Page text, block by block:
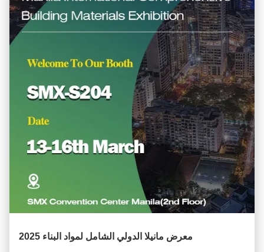
معرض مانيلا الدولي الشامل لمواد البناء 2025